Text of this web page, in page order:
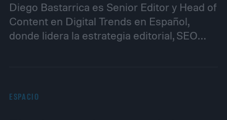
Diego Bastarrica es Senior Editor y Head of
Content en Digital Trends en Español,
donde lidera la estrategia editorial, SEO…
ESPACIO